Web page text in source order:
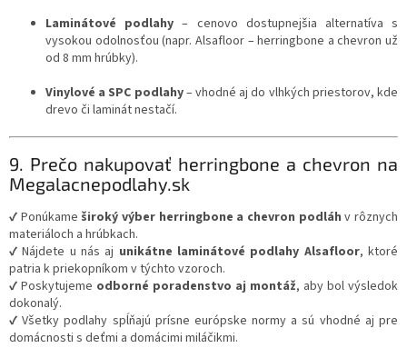
Laminátové podlahy – cenovo dostupnejšia alternatíva s
vysokou odolnosťou (napr. Alsafloor – herringbone a chevron už
od 8 mm hrúbky).
Vinylové a SPC podlahy– vhodné aj do vlhkých priestorov, kde
drevo či laminát nestačí.
9. Prečo nakupovať herringbone a chevron na
Megalacnepodlahy.sk
✔ Ponúkame široký výber herringbone a chevron podláh v rôznych
materiáloch a hrúbkach.
✔ Nájdete u nás aj unikátne laminátové podlahy Alsafloor, ktoré
patria k priekopníkom v týchto vzoroch.
✔ Poskytujeme odborné poradenstvo aj montáž, aby bol výsledok
dokonalý.
✔ Všetky podlahy spĺňajú prísne európske normy a sú vhodné aj pre
domácnosti s deťmi a domácimi miláčikmi.